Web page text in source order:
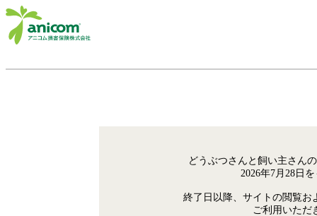
どうぶつさんと飼い主さん
2026年7月28日
終了日以降、サイトの閲覧お
ご利用いただ